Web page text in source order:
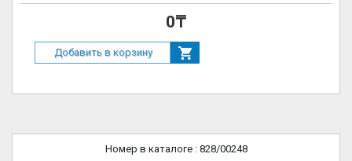
0₸
Добавить в корзину
Номер в каталоге : 828/00248